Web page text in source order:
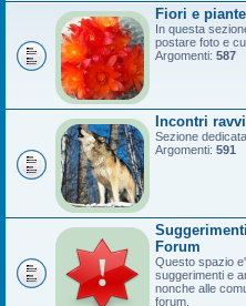
Fiori e piante
In questa
postare foto e
Argomenti: 587
Incontri
Sezione
Argomenti: 591
Forum
Questo spazio
suggerimenti e
nonche alle
forum.